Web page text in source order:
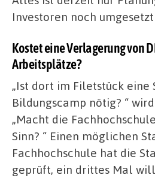
Investoren noch
Kostet eine Verlagerung von
Arbeitsplätze?
„Ist dort im Filetstück eine
Bildungscamp nötig? “
„Macht die
Sinn? “ Einen möglichen
Fachhochschule hat die
geprüft, ein drittes Mal